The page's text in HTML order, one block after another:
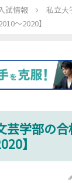
試情報 私立大
～2020】
芸学部の
】